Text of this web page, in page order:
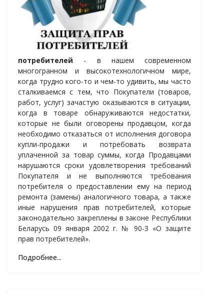
потребителей - в нашем современном
многогранном и высокотехнологичном мире,
когда трудно кого-то и чем-то удивить, мы часто
сталкиваемся с тем, что Покупатели (товаров,
работ, услуг) зачастую оказываются в ситуации,
когда в товаре обнаруживаются недостатки,
которые не были оговорены продавцом, когда
необходимо отказаться от исполнения договора
купли-продажи и потребовать возврата
уплаченной за товар суммы, когда Продавцами
нарушаются сроки удовлетворения требований
Покупателя и не выполняются требования
потребителя о предоставлении ему на период
ремонта (замены) аналогичного товара, а также
иные нарушения прав потребителей, которые
законодательно закреплены в законе Республики
Беларусь 09 января 2002 г. № 90-З «О защите
прав потребителей».
Подробнее...